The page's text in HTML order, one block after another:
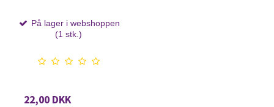
På lager i webshoppen
(1 stk.)
22,00 DKK